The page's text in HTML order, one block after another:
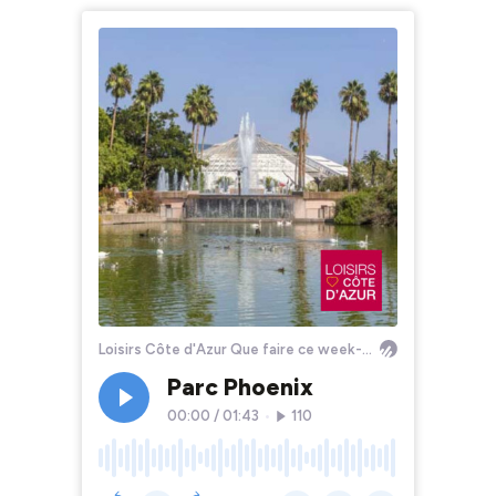
Loisirs Côte d'Azur Que faire ce week-end ?
Parc Phoenix
00:00 / 01:43 110